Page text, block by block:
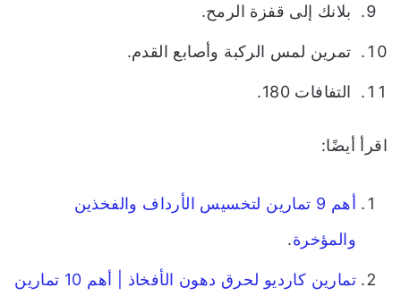
بلانك إلى قفزة الرمح.
تمرين لمس الركبة وأصابع القدم.
التفافات 180.
اقرأ أيضًا:
أهم 9 تمارين لتخسيس الأرداف والفخذين
والمؤخرة.
تمارين كارديو لحرق دهون الأفخاذ | أهم 10 تمارين